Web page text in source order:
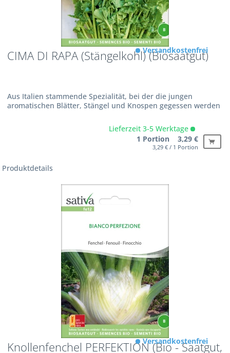
CIMA DI RAPA (Stängelkohl) (Biosaatgut)
Aus Italien stammende Spezialität, bei der die jungen
aromatischen Blätter, Stängel und Knospen gegessen werden
Versandkostenfrei
Lieferzeit 3-5 Werktage
1 Portion 3,29 €
3,29 € / 1 Portion
Produktdetails
Knollenfenchel PERFEKTION (Bio - Saatgut,
Versandkostenfrei